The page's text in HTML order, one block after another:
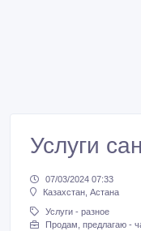
Услуги
07/03/2024 07:33
Казахстан, Астана
Услуги - разное
Продам, предлагаю -